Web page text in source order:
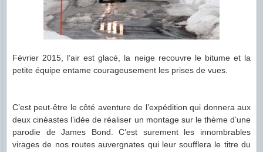
Février 2015, l’air est glacé, la neige recouvre le bitume et la
petite équipe entame courageusement les prises de vues.
C’est peut-être le côté aventure de l’expédition qui donnera aux
deux cinéastes l’idée de réaliser un montage sur le thème d’une
parodie de James Bond. C’est surement les innombrables
virages de nos routes auvergnates qui leur soufflera le titre du